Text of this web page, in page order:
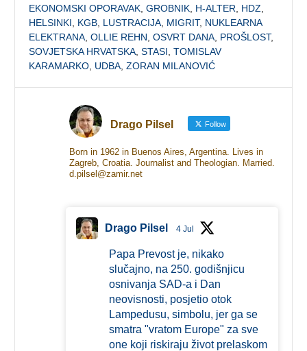
EKONOMSKI OPORAVAK ,GROBNIK H-ALTER HDZ
HELSINKI
KGB LUSTRACIJA MIGRIT, NUKLEARNA
ELEKTRANA ,OLLIE REHN ,OSVRT DANA PROŠLOST,
SOVJETSKA HRVATSKA ,STASI ,TOMISLAV
KARAMARKO UDBA ,ZORAN MILANOVIĆ
Drago Pilsel Follow
Born in 1962 in Buenos Aires, Argentina. Lives in
Zagreb, Croatia. Journalist and Theologian. Married.
d.pilsel@zamir.net
Drago Pilsel 4 Jul
Papa Prevost je, nikako
slučajno, na 250. godišnjicu
osnivanja SAD-a i Dan
neovisnosti, posjetio otok
Lampedusu, simbolu, jer ga se
smatra "vratom Europe" za sve
one koji riskiraju život prelaskom